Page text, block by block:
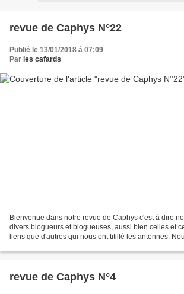
revue de Caphys N°22
Publié le 13/01/2018 à 07:09
Par les cafards
Bienvenue dans notre revue de Caphys c'est à dire
divers blogueurs et blogueuses, aussi bien celles et
liens que d'autres qui nous ont titillé les antennes.
revue de Caphys N°4